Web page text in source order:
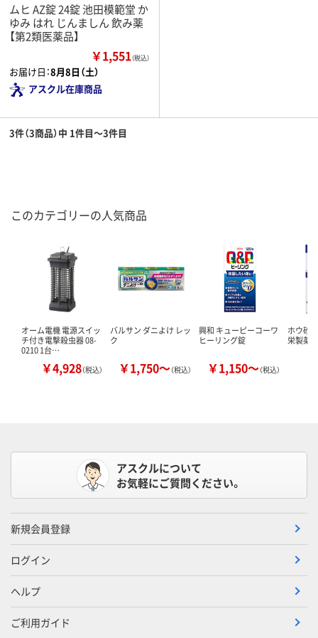
ムヒ AZ錠 24錠 池田模範堂 か
ゆみ はれ じんましん 飲み薬
【第2類医薬品】
￥1,551（税込）
お届け日：8月8日（土）
アスクル在庫商品
3件（3商品）中 1件目～3件目
このカテゴリーの人気商品
オーム電機 電源スイッ
チ付き電撃殺虫器 08-
0210 1台…
￥4,928（税込）
バルサン ダニよけ レッ
ク
￥1,750～（税込）
興和 キューピーコーワ
ヒーリング錠
￥1,150～（税込）
ホウ砂（
栄製薬
アスクルについて
お気軽にご質問ください。
新規会員登録
ログイン
ヘルプ
ご利用ガイド